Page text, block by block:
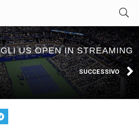
US OPEN IN STREAMING
SUCCESSIVO